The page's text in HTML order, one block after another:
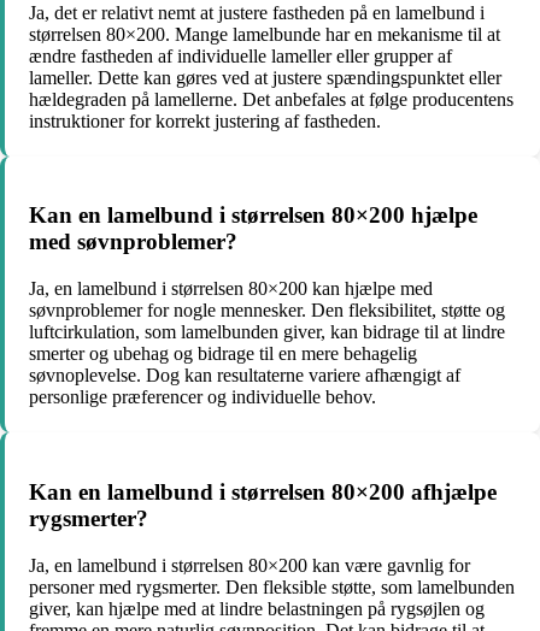
Ja, det er relativt nemt at justere fastheden på en lamelbund i
størrelsen 80×200. Mange lamelbunde har en mekanisme til at
ændre fastheden af individuelle lameller eller grupper af
lameller. Dette kan gøres ved at justere spændingspunktet eller
hældegraden på lamellerne. Det anbefales at følge producentens
instruktioner for korrekt justering af fastheden.
Kan en lamelbund i størrelsen 80×200 hjælpe
med søvnproblemer?
Ja, en lamelbund i størrelsen 80×200 kan hjælpe med
søvnproblemer for nogle mennesker. Den fleksibilitet, støtte og
luftcirkulation, som lamelbunden giver, kan bidrage til at lindre
smerter og ubehag og bidrage til en mere behagelig
søvnoplevelse. Dog kan resultaterne variere afhængigt af
personlige præferencer og individuelle behov.
Kan en lamelbund i størrelsen 80×200 afhjælpe
rygsmerter?
Ja, en lamelbund i størrelsen 80×200 kan være gavnlig for
personer med rygsmerter. Den fleksible støtte, som lamelbunden
giver, kan hjælpe med at lindre belastningen på rygsøjlen og